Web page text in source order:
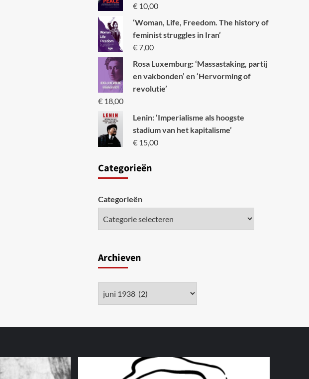
€10,00
‘Woman, Life, Freedom. The history of
feminist struggles in Iran’
€7,00
Rosa Luxemburg: ‘Massastaking, partij
en vakbonden’ en ‘Hervorming of
revolutie’
€18,00
Lenin: ‘Imperialisme als hoogste
stadium van het kapitalisme’
€15,00
Categorieën
Categorieën
Archieven